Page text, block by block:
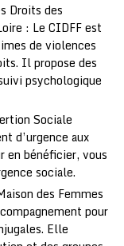
Droits des
: Le CIDFF est
de violences
Il propose des
psychologique
Sociale
d’urgence aux
en bénéficier, vous
sociale.
des Femmes
pour
Elle